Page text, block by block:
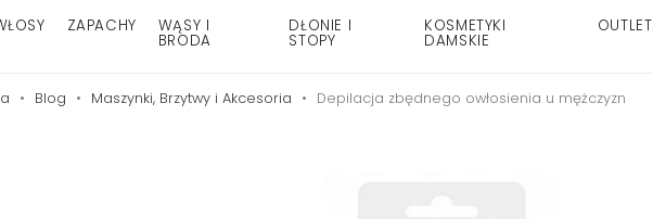
ZAPACHY WĄSY I
BRODA
DŁONIE I
STOPY
KOSMETYKI
DAMSKIE
OUTLET
Blog Maszynki, Brzytwy i Akcesoria Depilacja zbędnego owłosienia u mężczyzn